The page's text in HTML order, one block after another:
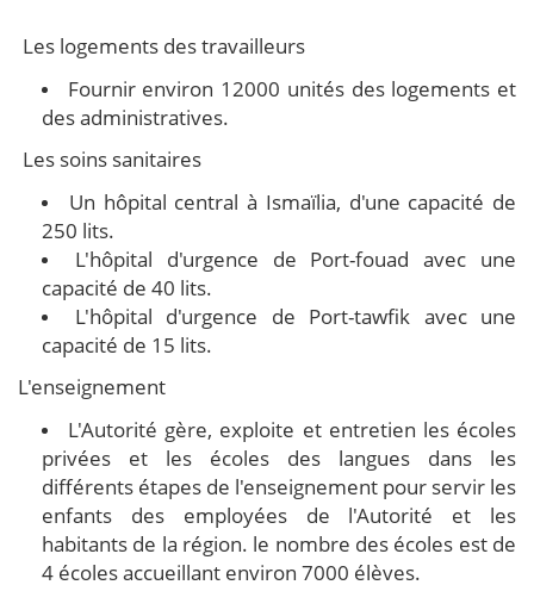
Les logements des travailleurs
Fournir environ 12000 unités des logements et
des administratives.
Les soins sanitaires
Un hôpital central à Ismaïlia, d'une capacité de
250 lits.
L'hôpital d'urgence de Port-fouad avec une
capacité de 40 lits.
L'hôpital d'urgence de Port-tawfik avec une
capacité de 15 lits.
L'enseignement
L'Autorité gère, exploite et entretien les écoles
privées et les écoles des langues dans les
différents étapes de l'enseignement pour servir les
enfants des employées de l'Autorité et les
habitants de la région. le nombre des écoles est de
4 écoles accueillant environ 7000 élèves.